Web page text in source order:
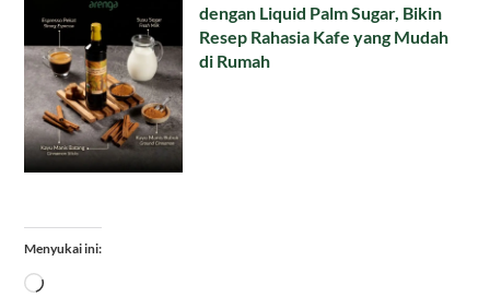
dengan Liquid Palm Sugar, Bikin
Resep Rahasia Kafe yang Mudah
di Rumah
Menyukai ini:
Memuat...